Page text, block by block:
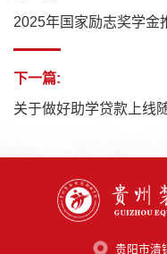
2025年国家励志奖学金
下一篇:
关于做好助学贷款上线
贵阳市清